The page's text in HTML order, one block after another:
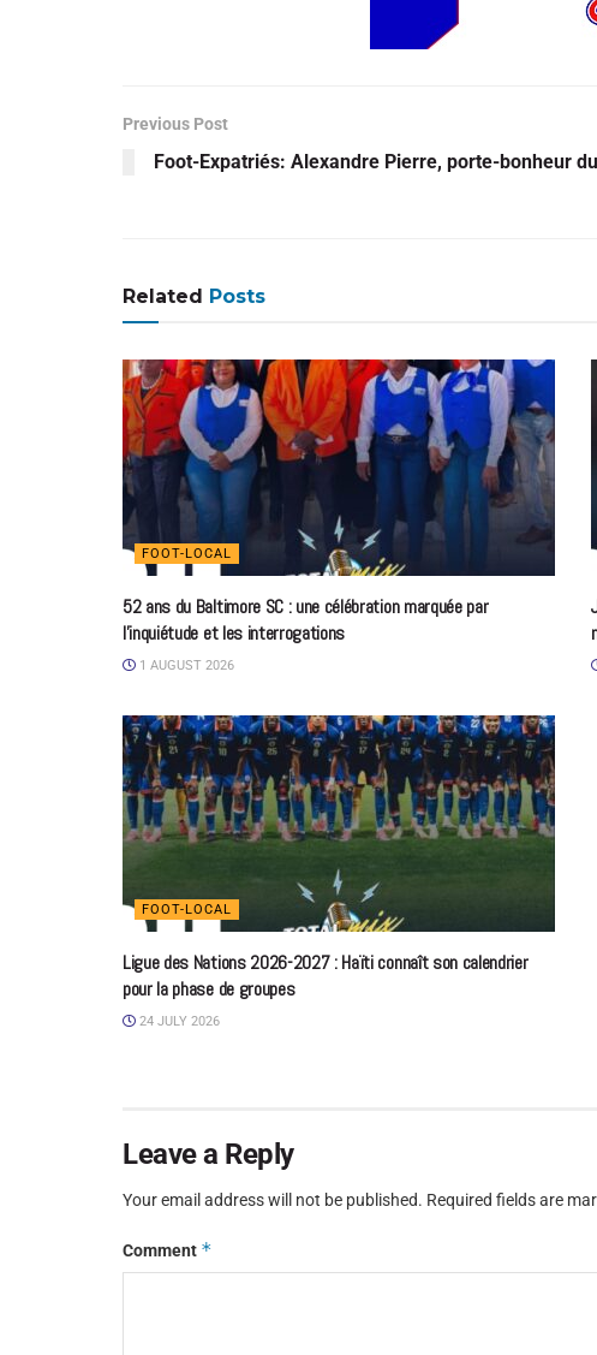
Previous Post
Foot-Expatriés: Alexandre Pierre, porte-bonheur
Related Posts
FOOT-LOCAL
52 ans du Baltimore SC : une célébration marquée par
l’inquiétude et les interrogations
1 AUGUST 2026
FOOT-LOCAL
Ligue des Nations 2026-2027 : Haïti connaît son calendrier
pour la phase de groupes
24 JULY 2026
Leave a Reply
Your email address will not be published. Required fields are
Comment *